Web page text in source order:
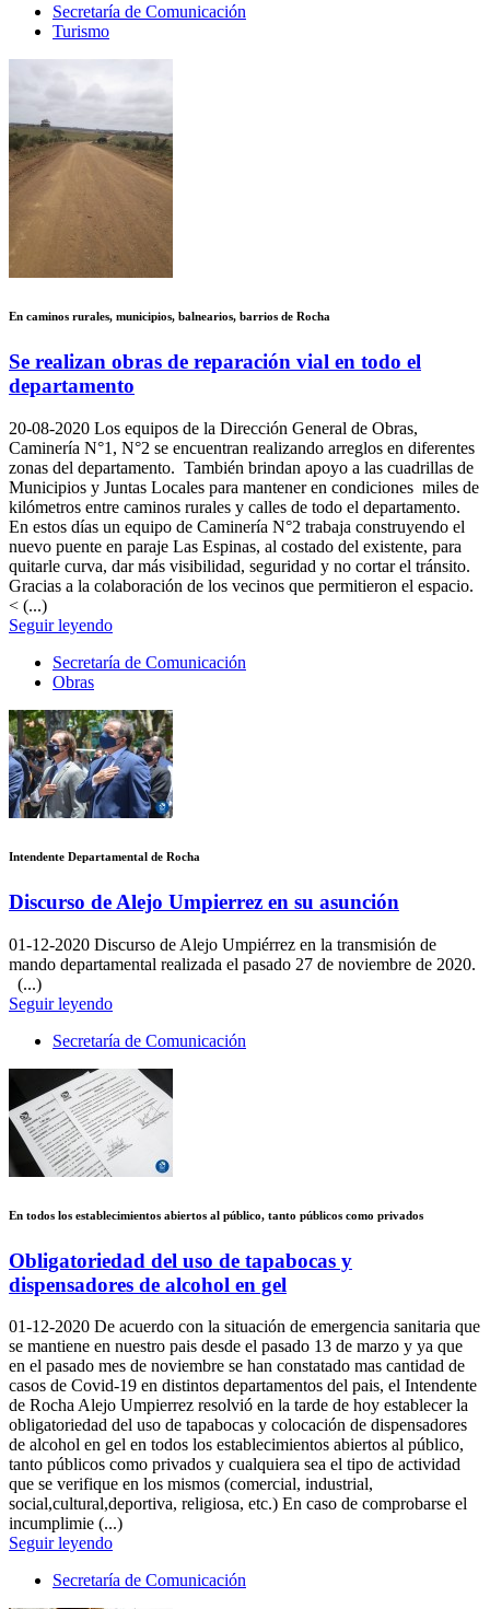
Secretaría de Comunicación
Turismo
En caminos rurales, municipios, balnearios, barrios de Rocha
Se realizan obras de reparación vial en todo el
departamento
20-08-2020 Los equipos de la Dirección General de Obras,
Caminería N°1, N°2 se encuentran realizando arreglos en diferentes
zonas del departamento. También brindan apoyo a las cuadrillas de
Municipios y Juntas Locales para mantener en condiciones miles de
kilómetros entre caminos rurales y calles de todo el departamento.
En estos días un equipo de Caminería N°2 trabaja construyendo el
nuevo puente en paraje Las Espinas, al costado del existente, para
quitarle curva, dar más visibilidad, seguridad y no cortar el tránsito.
Gracias a la colaboración de los vecinos que permitieron el espacio.
< (...)
Seguir leyendo
Secretaría de Comunicación
Obras
Intendente Departamental de Rocha
Discurso de Alejo Umpierrez en su asunción
01-12-2020 Discurso de Alejo Umpiérrez en la transmisión de
mando departamental realizada el pasado 27 de noviembre de 2020.
(...)
Seguir leyendo
Secretaría de Comunicación
En todos los establecimientos abiertos al público, tanto públicos como privados
Obligatoriedad del uso de tapabocas y
dispensadores de alcohol en gel
01-12-2020 De acuerdo con la situación de emergencia sanitaria que
se mantiene en nuestro pais desde el pasado 13 de marzo y ya que
en el pasado mes de noviembre se han constatado mas cantidad de
casos de Covid-19 en distintos departamentos del pais, el Intendente
de Rocha Alejo Umpierrez resolvió en la tarde de hoy establecer la
obligatoriedad del uso de tapabocas y colocación de dispensadores
de alcohol en gel en todos los establecimientos abiertos al público,
tanto públicos como privados y cualquiera sea el tipo de actividad
que se verifique en los mismos (comercial, industrial,
social,cultural,deportiva, religiosa, etc.) En caso de comprobarse el
incumplimie (...)
Seguir leyendo
Secretaría de Comunicación